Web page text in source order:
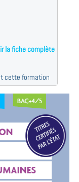
la fiche complète
cette formation